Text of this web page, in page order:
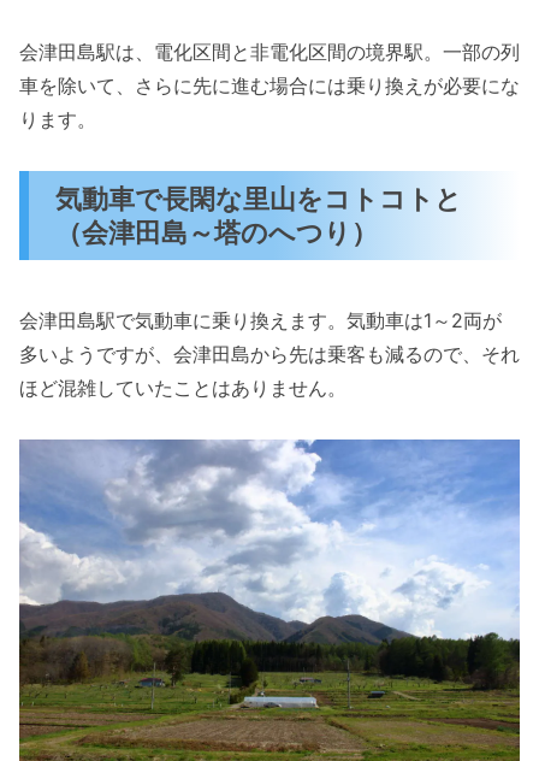
会津田島駅は、電化区間と非電化区間の境界駅。一部の列
車を除いて、さらに先に進む場合には乗り換えが必要にな
ります。
気動車で長閑な里山をコトコトと
（会津田島～塔のへつり）
会津田島駅で気動車に乗り換えます。気動車は1～2両が
多いようですが、会津田島から先は乗客も減るので、それ
ほど混雑していたことはありません。